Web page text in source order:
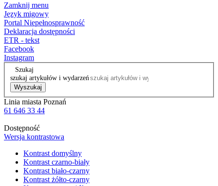
Zamknij menu
Język migowy
Portal Niepełnosprawność
Deklaracja dostępności
ETR - tekst
Facebook
Instagram
Szukaj
szukaj artykułów i wydarzeń
Wyszukaj
Linia miasta Poznań
61 646 33 44
Dostępność
Wersja kontrastowa
Kontrast domyślny
Kontrast czarno-biały
Kontrast biało-czarny
Kontrast żółto-czarny